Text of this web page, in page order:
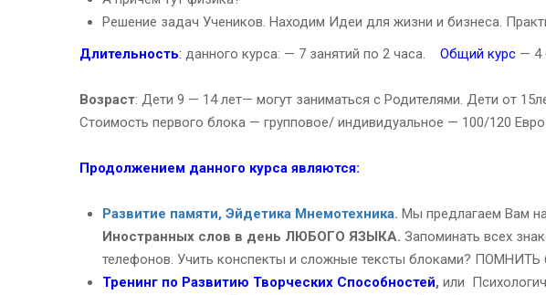
Решение задач Учеников. Находим Идеи для жизни и бизнеса.
Длительность: данного курса: — 7 занятий по 2 часа. Общий курс — 4
Возраст: Дети 9 — 14 лет— могут заниматься с Родителями. Дети от
Стоимость первого блока — групповое/ индивидуальное — 100/120 Евро
Продолжением данного курса являются:
Развитие памяти, Эйдетика Мнемотехника. Мы предлагаем Вам
Иностранных слов в день ЛЮБОГО ЯЗЫКА. Запоминать всех
телефонов. Учить конспекты и сложные тексты блоками? ПОМНИТЬ
Тренинг по Развитию Творческих Способностей, или